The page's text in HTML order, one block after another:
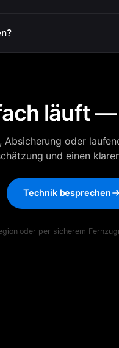
läuft
Absicherung oder
und einen
Technik besprechen
oder per sicherem